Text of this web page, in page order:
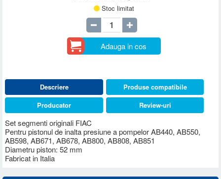
Stoc limitat
Adauga in cos
Descriere
Set segmenti originali FIAC
Pentru pistonul de inalta presiune a pompelor AB440, AB550,
AB598, AB671, AB678, AB800, AB808, AB851
Diametru piston: 52 mm
Fabricat in Italia
Produse compatibile
Producator
Review-uri